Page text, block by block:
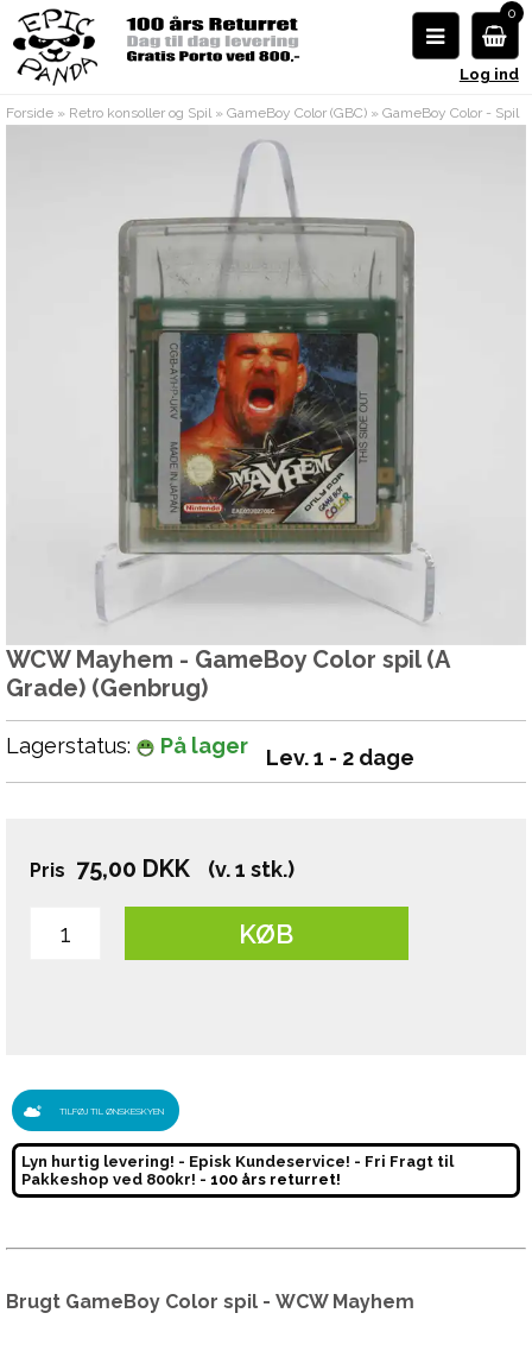
0
Log ind
Forside » Retro konsoller og Spil» GameBoy Color (GBC) » GameBoy Color - Spil
WCW Mayhem - GameBoy Color spil (A
Grade) (Genbrug)
Lagerstatus: På lager Lev. 1 - 2 dage
Pris 75,00 DKK (v. 1 stk.)
KØB
TILFØJ TIL ØNSKESKYEN
Lyn hurtig levering! - Episk Kundeservice! - Fri Fragt til
Pakkeshop ved 800kr! - 100 års returret!
Brugt GameBoy Color spil - WCW Mayhem